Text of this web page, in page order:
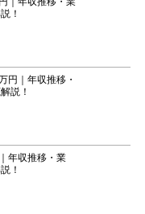
！
円｜年収推移・
説！
年収推移・業
！